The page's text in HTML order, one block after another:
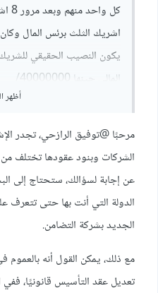
يكون النصيب الحقيقي
المالي حينها 40000000/
أظهر
مرحبًا@توفيق الرازحي، تجدر
الشركات وبنود عقودها تختلف
عن إجابة لسؤالك، ستحتاج إلى
الدولة التي أنت بها حتى تتعرف
الجديد بشركة التضامن.
مع ذلك، يمكن القول أنه
تعديل عقد التأسيس قانونيًا،